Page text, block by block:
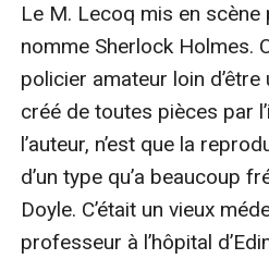
Le M. Lecoq mis en scène
nomme Sherlock Holmes.
policier amateur loin
créé de toutes pièces par
l’auteur, n’est que la
d’un type qu’a beaucoup
Doyle. C’était un vieux
professeur à l’hôpital